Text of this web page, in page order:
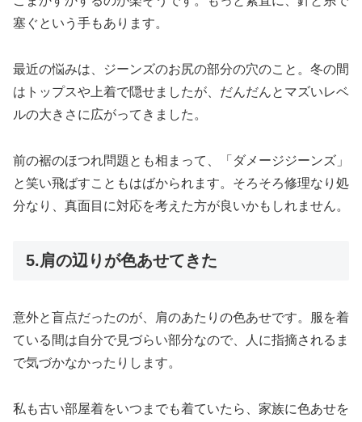
塞ぐという手もあります。
最近の悩みは、ジーンズのお尻の部分の穴のこと。冬の間
はトップスや上着で隠せましたが、だんだんとマズいレベ
ルの大きさに広がってきました。
前の裾のほつれ問題とも相まって、「ダメージジーンズ」
と笑い飛ばすこともはばかられます。そろそろ修理なり処
分なり、真面目に対応を考えた方が良いかもしれません。
5.肩の辺りが色あせてきた
意外と盲点だったのが、肩のあたりの色あせです。服を着
ている間は自分で見づらい部分なので、人に指摘されるま
で気づかなかったりします。
私も古い部屋着をいつまでも着ていたら、家族に色あせを